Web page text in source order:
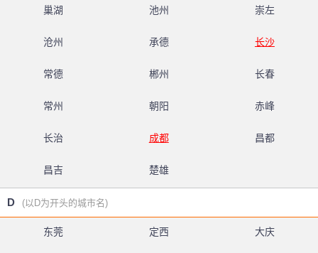
巢湖 池州 崇左
沧州 承德 长沙
常德 郴州 长春
常州 朝阳 赤峰
长治 成都 昌都
昌吉 楚雄
D (以D为开头的城市名)
东莞 定西 大庆